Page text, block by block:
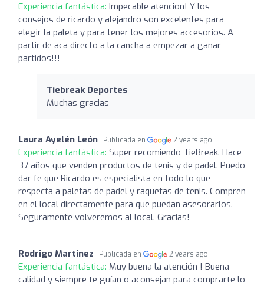
Experiencia fantástica: Impecable atencion! Y los
consejos de ricardo y alejandro son excelentes para
elegir la paleta y para tener los mejores accesorios. A
partir de aca directo a la cancha a empezar a ganar
partidos!!!
Tiebreak Deportes
Muchas gracias
Laura Ayelén León Publicada en 2 years ago
Experiencia fantástica: Super recomiendo TieBreak. Hace
37 años que venden productos de tenis y de padel. Puedo
dar fe que Ricardo es especialista en todo lo que
respecta a paletas de padel y raquetas de tenis. Compren
en el local directamente para que puedan asesorarlos.
Seguramente volveremos al local. Gracias!
Rodrigo Martinez Publicada en 2 years ago
Experiencia fantástica: Muy buena la atención ! Buena
calidad y siempre te guían o aconsejan para comprarte lo